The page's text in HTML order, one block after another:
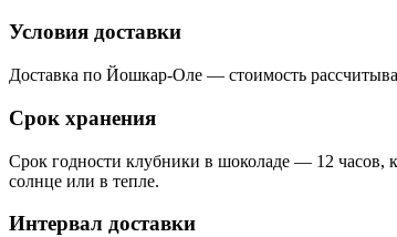
Условия доставки
Доставка по Йошкар-Оле — стоимость
Срок хранения
Срок годности клубники в шоколаде — 12 часов,
солнце или в тепле.
Интервал доставки